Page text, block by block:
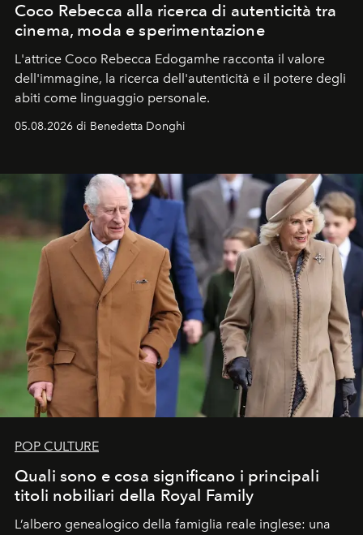
Coco Rebecca alla ricerca di autenticità tra
cinema, moda e sperimentazione
L'attrice Coco Rebecca Edogamhe racconta il valore
dell'immagine, la ricerca dell'autenticità e il potere degli
abiti come linguaggio personale.
05.08.2026 di Benedetta Donghi
POP CULTURE
Quali sono e cosa significano i principali
titoli nobiliari della Royal Family
L’albero genealogico della famiglia reale inglese: una